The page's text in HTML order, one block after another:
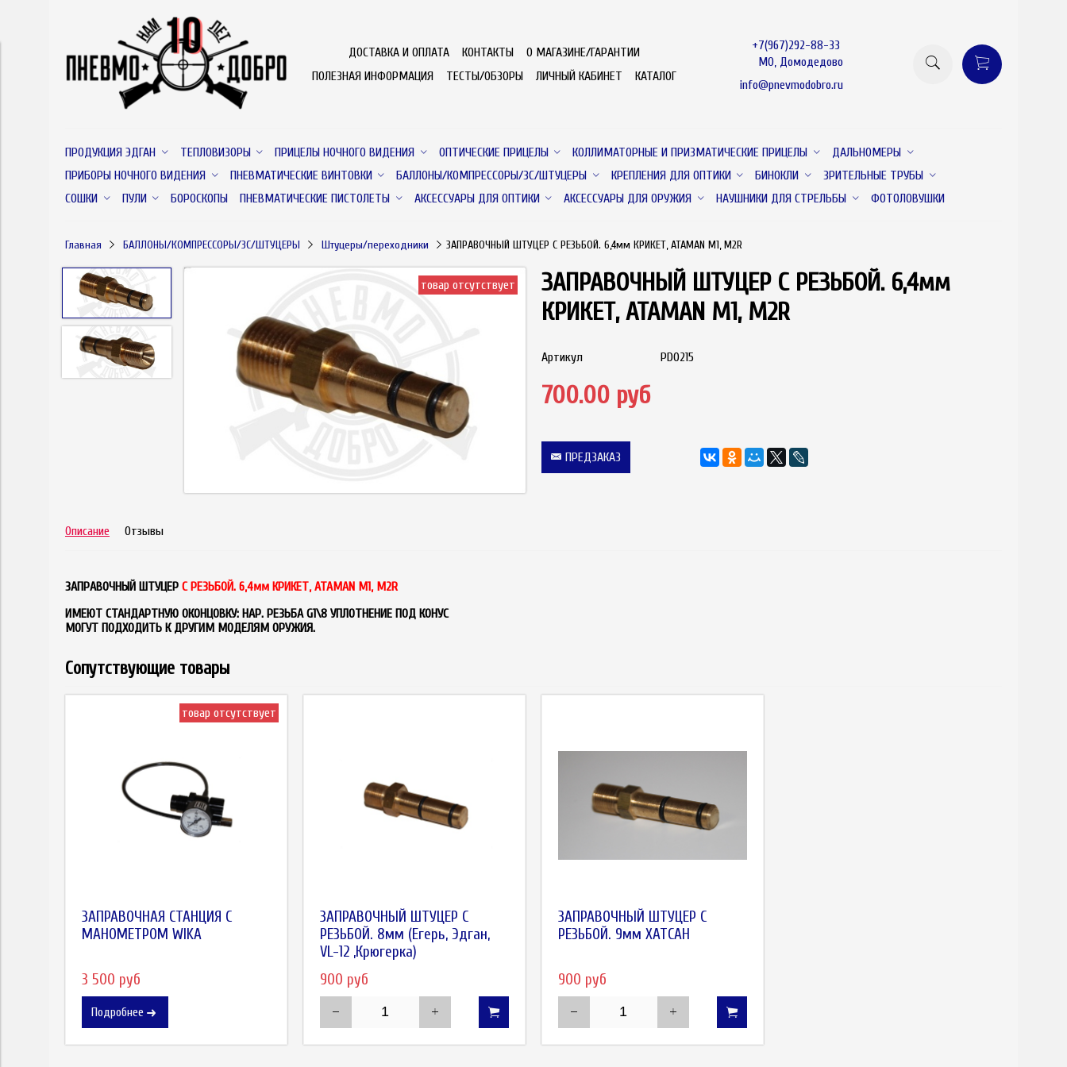
ДОСТАВКА И ОПЛАТА КОНТАКТЫ
О МАГАЗИНЕ/ГАРАНТИИ
ПОЛЕЗНАЯ ИНФОРМАЦИЯ
ТЕСТЫ/ОБЗОРЫ ЛИЧНЫЙ КАБИНЕТ КАТАЛОГ
+7(967)292-88-33
МО, Домодедово
info@pnevmodobro.ru
ПРОДУКЦИЯ ЭДГАН ТЕПЛОВИЗОРЫ ПРИЦЕЛЫ НОЧНОГО ВИДЕНИЯ ОПТИЧЕСКИЕ ПРИЦЕЛЫ КОЛЛИМАТОРНЫЕ И ПРИЗМАТИЧЕСКИЕ ПРИЦЕЛЫ
ДАЛЬНОМЕРЫ
ПРИБОРЫ НОЧНОГО ВИДЕНИЯ
ПНЕВМАТИЧЕСКИЕ ВИНТОВКИ БАЛЛОНЫ/КОМПРЕССОРЫ/ЗС/ШТУЦЕРЫ КРЕПЛЕНИЯ ДЛЯ ОПТИКИ БИНОКЛИ
ЗРИТЕЛЬНЫЕ ТРУБЫ
СОШКИ
ПУЛИ БОРОСКОПЫ ПНЕВМАТИЧЕСКИЕ ПИСТОЛЕТЫ АКСЕССУАРЫ ДЛЯ ОПТИКИ АКСЕССУАРЫ ДЛЯ ОРУЖИЯ НАУШНИКИ ДЛЯ СТРЕЛЬБЫ ФОТОЛОВУШКИ
Главная БАЛЛОНЫ/КОМПРЕССОРЫ/ЗС/ШТУЦЕРЫ Штуцеры/переходники ЗАПРАВОЧНЫЙ ШТУЦЕР С РЕЗЬБОЙ. 6,4мм КРИКЕТ, ATAMAN M1, M2R
товар отсутствует товар отсутствует
ЗАПРАВОЧНЫЙ ШТУЦЕР С РЕЗЬБОЙ. 6,4мм
КРИКЕТ, ATAMAN M1, M2R
Артикул PD0215
700.00 руб
ПРЕДЗАКАЗ
Описание Отзывы
ЗАПРАВОЧНЫЙ ШТУЦЕР С РЕЗЬБОЙ. 6,4мм КРИКЕТ, ATAMAN M1, M2R
ИМЕЮТ СТАНДАРТНУЮ ОКОНЦОВКУ: НАР. РЕЗЬБА G1\8 УПЛОТНЕНИЕ ПОД КОНУС
МОГУТ ПОДХОДИТЬ К ДРУГИМ МОДЕЛЯМ ОРУЖИЯ.
Сопутствующие товары
товар отсутствует
ЗАПРАВОЧНАЯ СТАНЦИЯ С
МАНОМЕТРОМ WIKA
3 500 руб
Подробнее
ЗАПРАВОЧНЫЙ ШТУЦЕР С
РЕЗЬБОЙ. 8мм (Егерь, Эдган,
VL-12 ,Крюгерка)
900 руб
ЗАПРАВОЧНЫЙ ШТУЦЕР С
РЕЗЬБОЙ. 9мм ХАТСАН
900 руб